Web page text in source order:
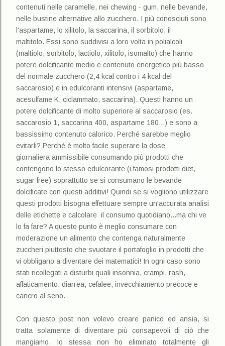
contenuti nelle caramelle, nei chewing - gum, nelle bevande,
nelle bustine alternative allo zucchero. I più conosciuti sono
l'aspartame, lo xilitolo, la saccarina, il sorbitolo, il
maltitolo. Essi sono suddivisi a loro volta in polialcoli
(maltiolo, sorbitolo, lactiolo, xilitolo, isomalto) che hanno
potere dolcificante medio e contenuto energetico più basso
del normale zucchero (2,4 kcal contro i 4 kcal del
saccarosio) e in edulcoranti intensivi (aspartame,
acesulfame K, ciclammato, saccarina). Questi hanno un
potere dolcificante di molto superiore al saccarosio (es.
saccarosio 1, saccarina 400, aspartame 180...) e sono a
bassissimo contenuto calorico. Perché sarebbe meglio
evitarli? Perché è molto facile superare la dose
giornaliera ammissibile consumando più prodotti che
contengono lo stesso edulcorante (i famosi prodotti diet,
sugar free) soprattutto se si consumano le bevande
dolcificate con questi additivi! Quindi se si vogliono utilizzare
questi prodotti bisogna effettuare sempre un'accurata analisi
delle etichette e calcolare il consumo quotidiano...ma chi ve
lo fa fare? A questo punto è meglio consumare con
moderazione un alimento che contenga naturalmente
zuccheri piuttosto che svuotare il portafoglio in prodotti che
vi obbligano a diventare dei matematici! In ogni caso sono
stati ricollegati a disturbi quali insonnia, crampi, rash,
affaticamento, diarrea, cefalee, invecchiamento precoce e
cancro al seno.
Con questo post non volevo creare panico ed ansia, si
tratta solamente di diventare più consapevoli di ciò che
mangiamo. Io stessa non ho eliminato totalmente gli